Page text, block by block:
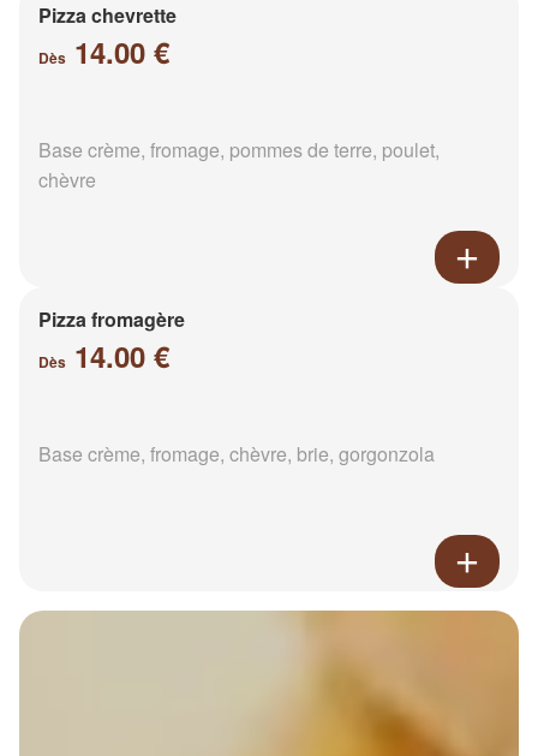
Pizza chevrette
Dès 14.00 €
Base crème, fromage, pommes de terre, poulet,
chèvre
Pizza fromagère
Dès 14.00 €
Base crème, fromage, chèvre, brie, gorgonzola